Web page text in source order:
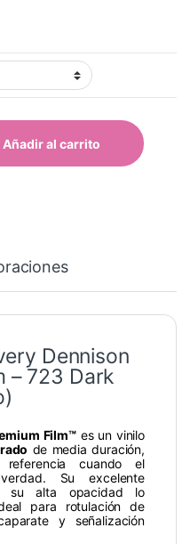
Dark Blue) quantity
Añadir al carrito
Dennison
– 723 Dark
Film™es un vinilo
de media duración,
cuando el
Su excelente
su alta opacidad lo
para rotulación de
y señalización